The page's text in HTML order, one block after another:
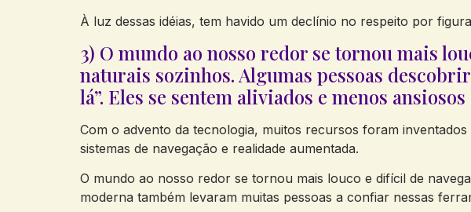
À luz dessas idéias, tem havido um declínio no respeito por
3) O mundo ao nosso redor se tornou mais
naturais sozinhos. Algumas pessoas
lá”. Eles se sentem aliviados e menos
Com o advento da tecnologia, muitos recursos foram
sistemas de navegação e realidade aumentada.
O mundo ao nosso redor se tornou mais louco e difícil de
moderna também levaram muitas pessoas a confiar nessas